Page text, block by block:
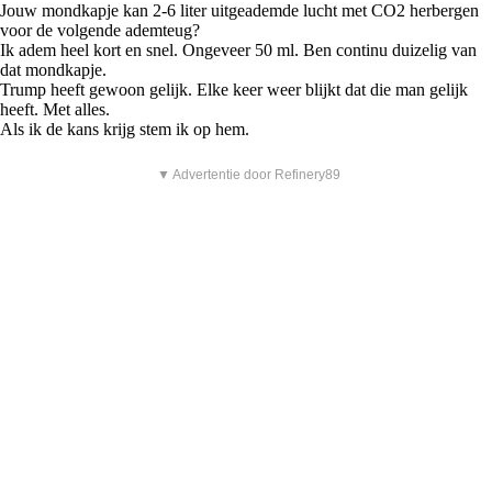
Jouw mondkapje kan 2-6 liter uitgeademde lucht met CO2 herbergen
voor de volgende ademteug?
Ik adem heel kort en snel. Ongeveer 50 ml. Ben continu duizelig van
dat mondkapje.
Trump heeft gewoon gelijk. Elke keer weer blijkt dat die man gelijk
heeft. Met alles.
Als ik de kans krijg stem ik op hem.
▼ Advertentie door Refinery89